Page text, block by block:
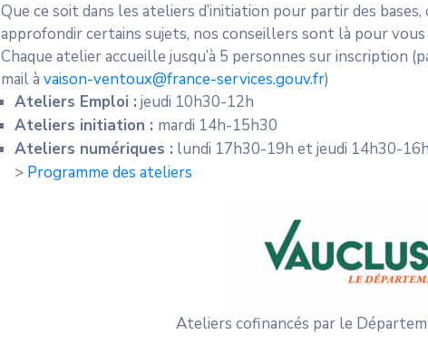
Que ce soit dans les ateliers d’initiation pour partir des
approfondir certains sujets, nos conseillers sont là pour vous
Chaque atelier accueille jusqu’à 5 personnes sur inscription
mail à vaison-ventoux@france-services.gouv.fr)
Ateliers Emploi : jeudi 10h30-12h
Ateliers initiation : mardi 14h-15h30
Ateliers numériques : lundi 17h30-19h et jeudi 14h30-16h
> Programme des ateliers
Ateliers cofinancés par le